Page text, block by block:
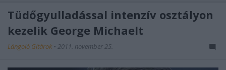
Tüdőgyulladással intenzív osztályon
kezelik George Michaelt
Lángoló Gitárok • 2011. november 25.